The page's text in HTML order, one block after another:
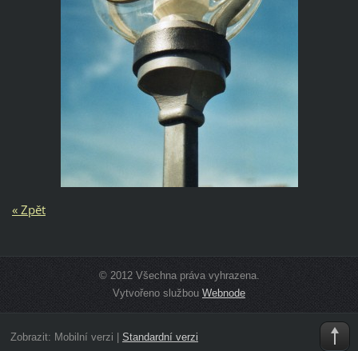
« Zpět
© 2012 Všechna práva vyhrazena.
Vytvořeno službouWebnode
Zobrazit: Mobilní verzi Standardní verzi